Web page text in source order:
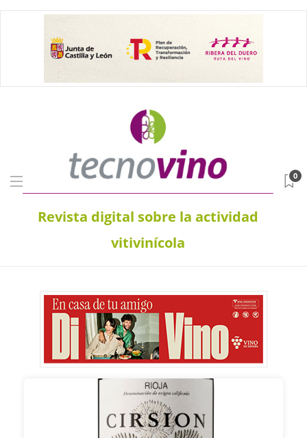
Revista digital sobre la actividad
vitivinícola
0